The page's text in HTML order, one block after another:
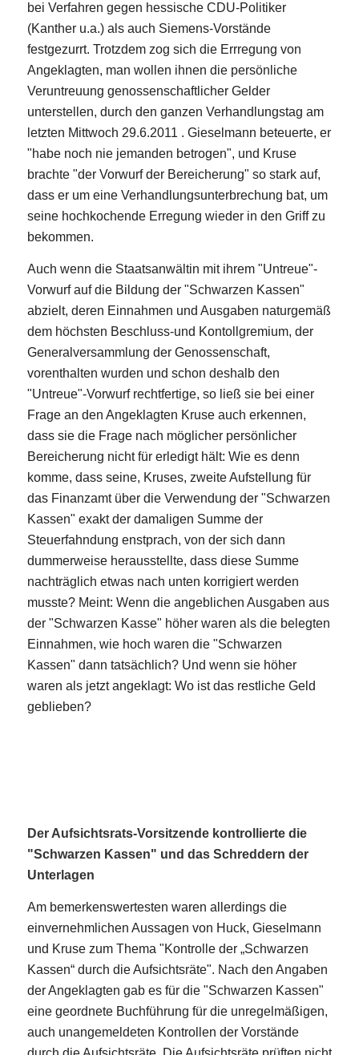
bei Verfahren gegen hessische CDU-Politiker
(Kanther u.a.) als auch Siemens-Vorstände
festgezurrt. Trotzdem zog sich die Errregung von
Angeklagten, man wollen ihnen die persönliche
Veruntreuung genossenschaftlicher Gelder
unterstellen, durch den ganzen Verhandlungstag am
letzten Mittwoch 29.6.2011 . Gieselmann beteuerte, er
"habe noch nie jemanden betrogen", und Kruse
brachte "der Vorwurf der Bereicherung" so stark auf,
dass er um eine Verhandlungsunterbrechung bat, um
seine hochkochende Erregung wieder in den Griff zu
bekommen.
Auch wenn die Staatsanwältin mit ihrem "Untreue"-
Vorwurf auf die Bildung der "Schwarzen Kassen"
abzielt, deren Einnahmen und Ausgaben naturgemäß
dem höchsten Beschluss-und Kontollgremium, der
Generalversammlung der Genossenschaft,
vorenthalten wurden und schon deshalb den
"Untreue"-Vorwurf rechtfertige, so ließ sie bei einer
Frage an den Angeklagten Kruse auch erkennen,
dass sie die Frage nach möglicher persönlicher
Bereicherung nicht für erledigt hält: Wie es denn
komme, dass seine, Kruses, zweite Aufstellung für
das Finanzamt über die Verwendung der "Schwarzen
Kassen" exakt der damaligen Summe der
Steuerfahndung enstprach, von der sich dann
dummerweise herausstellte, dass diese Summe
nachträglich etwas nach unten korrigiert werden
musste? Meint: Wenn die angeblichen Ausgaben aus
der "Schwarzen Kasse" höher waren als die belegten
Einnahmen, wie hoch waren die "Schwarzen
Kassen" dann tatsächlich? Und wenn sie höher
waren als jetzt angeklagt: Wo ist das restliche Geld
geblieben?
Der Aufsichtsrats-Vorsitzende kontrollierte die
"Schwarzen Kassen" und das Schreddern der
Unterlagen
Am bemerkenswertesten waren allerdings die
einvernehmlichen Aussagen von Huck, Gieselmann
und Kruse zum Thema "Kontrolle der „Schwarzen
Kassen“ durch die Aufsichtsräte". Nach den Angaben
der Angeklagten gab es für die "Schwarzen Kassen"
eine geordnete Buchführung für die unregelmäßigen,
auch unangemeldeten Kontrollen der Vorstände